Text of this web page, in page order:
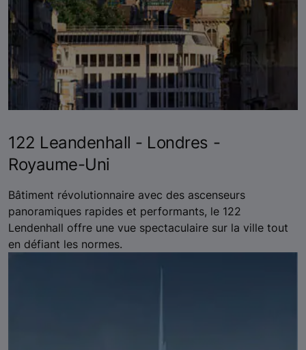
122 Leandenhall - Londres -
Royaume-Uni
Bâtiment révolutionnaire avec des ascenseurs
panoramiques rapides et performants, le 122
Lendenhall offre une vue spectaculaire sur la ville tout
en défiant les normes.